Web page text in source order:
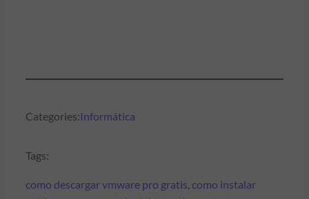
Categories:Informática
Tags:
como descargar vmware pro gratis como instalar